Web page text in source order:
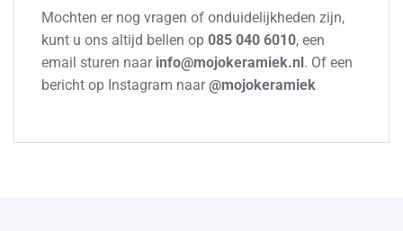
Mochten er nog vragen of onduidelijkheden zijn,
kunt u ons altijd bellen op 085 040 6010, een
email sturen naar info@mojokeramiek.nl. Of een
bericht op Instagram naar@mojokeramiek